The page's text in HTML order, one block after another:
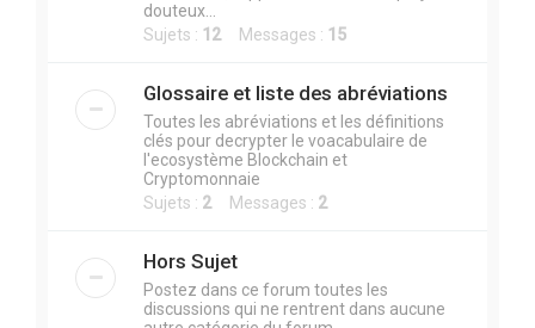
douteux...
Sujets : 12Messages : 15
Glossaire et liste des abréviations
Toutes les abréviations et les définitions
clés pour decrypter le voacabulaire de
l'ecosystème Blockchain et
Cryptomonnaie
Sujets : 2Messages : 2
Hors Sujet
Postez dans ce forum toutes les
discussions qui ne rentrent dans aucune